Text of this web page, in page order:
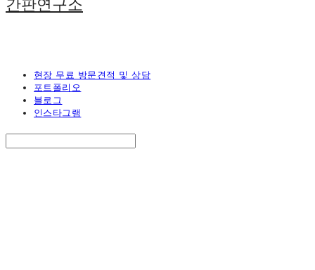
간판연구소
현장 무료 방문견적 및 상담
포트폴리오
블로그
인스타그램